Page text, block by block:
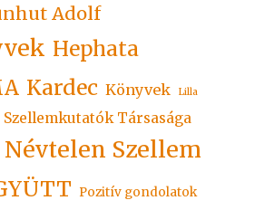
Adolf
Hephata
Kardec Könyvek Lilla
Társasága
Névtelen Szellem
Pozitív gondolatok